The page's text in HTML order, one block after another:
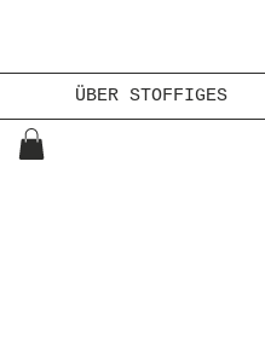
ÜBER STOFFIGES